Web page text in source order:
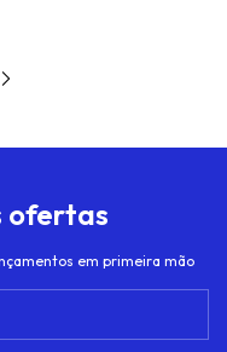
ofertas
em primeira mão